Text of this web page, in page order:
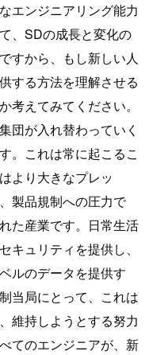
エンジニアリング能力
、SDの成長と変化の
すから、もし新しい人
する方法を理解させる
考えてみてください。
団が入れ替わっていく
。これは常に起こるこ
より大きなプレッ
製品規制への圧力で
た産業です。日常生活
キュリティを提供し、
ルのデータを提供す
当局にとって、これは
維持しようとする努力
てのエンジニアが、新